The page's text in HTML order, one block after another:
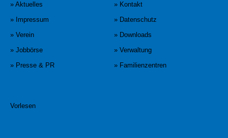
» Aktuelles
» Kontakt
» Impressum
» Datenschutz
» Verein
» Downloads
» Jobbörse
» Verwaltung
» Presse & PR
» Familienzentren
Vorlesen